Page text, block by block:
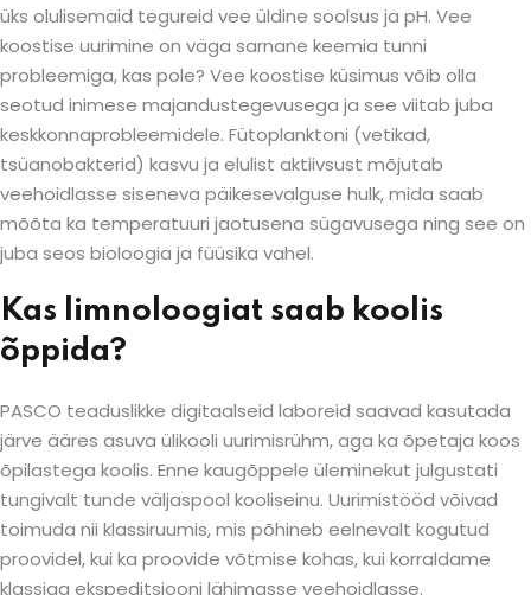
üks olulisemaid tegureid vee üldine soolsus ja pH. Vee
koostise uurimine on väga sarnane keemia tunni
probleemiga, kas pole? Vee koostise küsimus võib olla
seotud inimese majandustegevusega ja see viitab juba
keskkonnaprobleemidele. Fütoplanktoni (vetikad,
tsüanobakterid) kasvu ja elulist aktiivsust mõjutab
veehoidlasse siseneva päikesevalguse hulk, mida saab
mõõta ka temperatuuri jaotusena sügavusega ning see on
juba seos bioloogia ja füüsika vahel.
Kas limnoloogiat saab koolis
õppida?
PASCO teaduslikke digitaalseid laboreid saavad kasutada
järve ääres asuva ülikooli uurimisrühm, aga ka õpetaja koos
õpilastega koolis. Enne kaugõppele üleminekut julgustati
tungivalt tunde väljaspool kooliseinu. Uurimistööd võivad
toimuda nii klassiruumis, mis põhineb eelnevalt kogutud
proovidel, kui ka proovide võtmise kohas, kui korraldame
klassiga ekspeditsiooni lähimasse veehoidlasse.